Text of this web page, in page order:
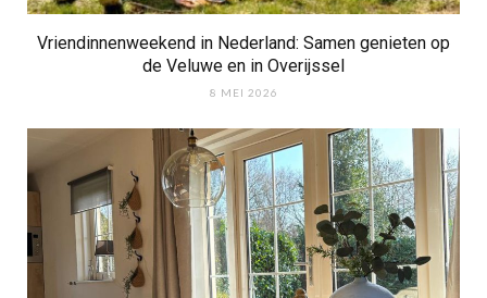
Vriendinnenweekend in Nederland: Samen genieten op
de Veluwe en in Overijssel
8 MEI 2026